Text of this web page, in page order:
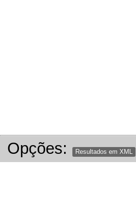
Opções: Resultados em XML